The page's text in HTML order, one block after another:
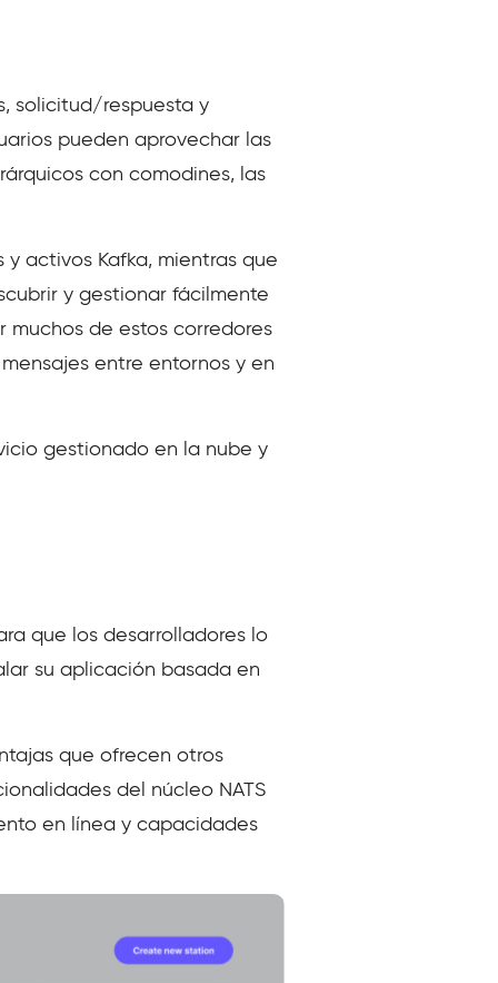
solicitud/respuesta y
pueden aprovechar las
con comodines, las
activos Kafka, mientras que
y gestionar fácilmente
muchos de estos corredores
entre entornos y en
gestionado en la nube y
que los desarrolladores lo
su aplicación basada en
que ofrecen otros
del núcleo NATS
en línea y capacidades